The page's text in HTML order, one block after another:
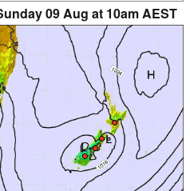
09 Aug at 10am AEST